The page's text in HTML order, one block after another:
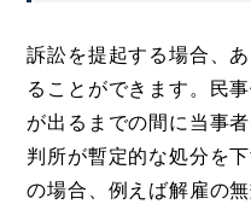
訴訟を提起する場合、
ることができます。民
が出るまでの間に当事
判所が暫定的な処分を
の場合、例えば解雇の